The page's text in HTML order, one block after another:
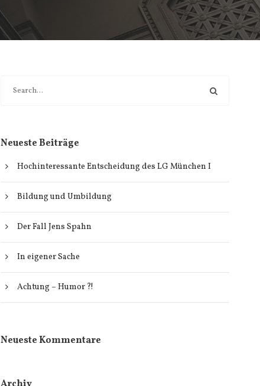
Neueste Beiträge
Hochinteressante Entscheidung des LG München I
Bildung und Umbildung
Der Fall Jens Spahn
In eigener Sache
Achtung – Humor ?!
Neueste Kommentare